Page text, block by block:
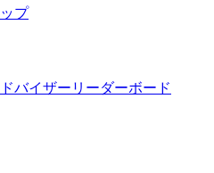
プ
バイザーリーダーボード